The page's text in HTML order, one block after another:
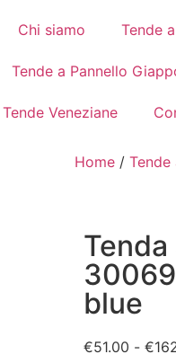
Chi siamo Tende
Tende a Pannello
Tende Veneziane
Home / Tende
blue
€51.00 - €